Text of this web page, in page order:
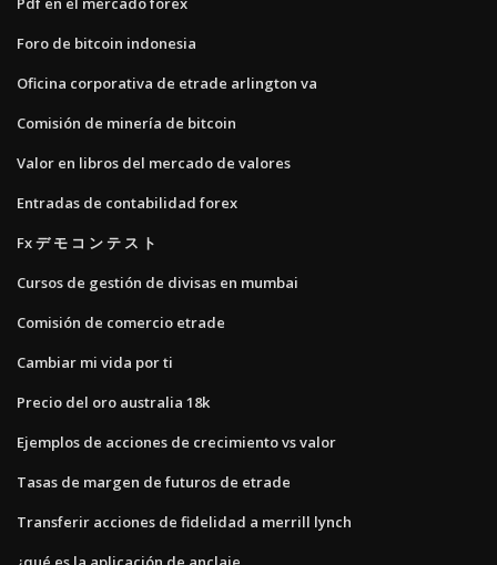
Foro de bitcoin indonesia
Oficina corporativa de etrade arlington va
Comisión de minería de bitcoin
Valor en libros del mercado de valores
Entradas de contabilidad forex
Fx デ モ コ ン テ ス ト
Cursos de gestión de divisas en mumbai
Comisión de comercio etrade
Cambiar mi vida por ti
Precio del oro australia 18k
Ejemplos de acciones de crecimiento vs valor
Tasas de margen de futuros de etrade
Transferir acciones de fidelidad a merrill lynch